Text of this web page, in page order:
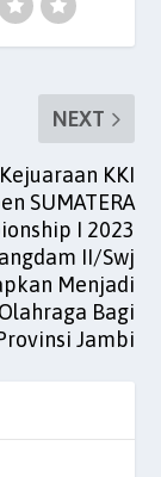
NEXT
KKI
SUMATERA
I 2023
II/Swj
Menjadi
Bagi
Jambi